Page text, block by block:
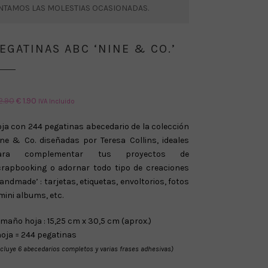
LAS MOLESTIAS OCASIONADAS.
ABC ‘NINE & CO.’
El
original
era:
€ 2.90.
€1.90 El
actual
es:
€ 1.90.
IVA Incluido
con 244 pegatinas abecedario de la colección
& Co. diseñadas por Teresa Collins, ideales
complementar tus proyectos de
o adornar todo tipo de creaciones
: tarjetas, etiquetas, envoltorios, fotos
albums, etc.
hoja : 15,25 cm x 30,5 cm (aprox.)
= 244 pegatinas
6 abecedarios completos y varias frases adhesivas)